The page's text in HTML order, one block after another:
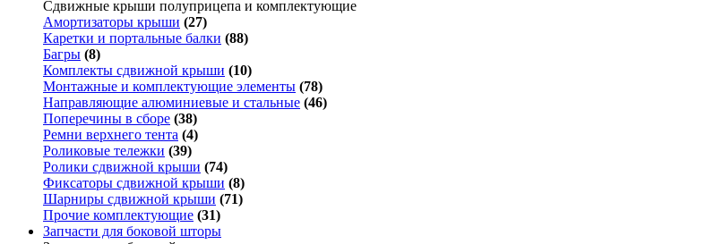
Сдвижные крыши полуприцепа и комплектующие
Амортизаторы крыши (27)
Каретки и портальные балки (88)
Багры (8)
Комплекты сдвижной крыши (10)
Монтажные и комплектующие элементы (78)
Направляющие алюминиевые и стальные (46)
Поперечины в сборе (38)
Ремни верхнего тента (4)
Роликовые тележки (39)
Ролики сдвижной крыши (74)
Фиксаторы сдвижной крыши (8)
Шарниры сдвижной крыши (71)
Прочие комплектующие (31)
Запчасти для боковой шторы